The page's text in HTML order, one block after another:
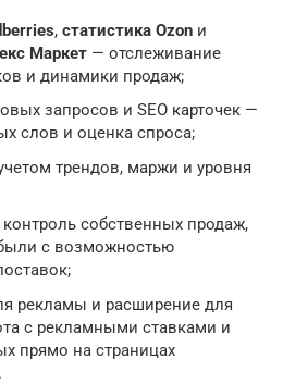
, статистика Ozon и
Маркет — отслеживание
и динамики продаж;
запросов и SEO карточек —
слов и оценка спроса;
трендов, маржи и уровня
собственных продаж,
с возможностью
рекламы и расширение для
с рекламными ставками и
прямо на страницах